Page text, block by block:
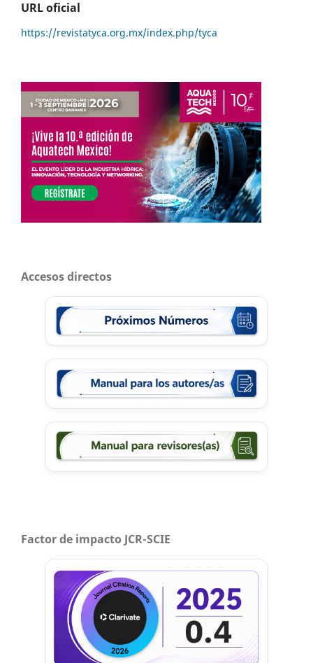
URL oficial
https://revistatyca.org.mx/index.php/tyca
Accesos directos
Factor de impacto JCR-SCIE